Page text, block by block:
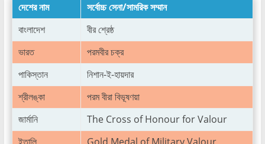
দেশের নাম
সর্বোচ্চ সেনা/সামরিক সম্মান
বাংলাদেশ
বীর শ্রেষ্ঠ
ভারত
পরমবীর চক্র
পাকিস্তান
নিশান-ই-হায়দার
শ্রীলঙ্কা
পরম বীরা বিভূষণয়া
জার্মানি
The Cross of Honour for Valour